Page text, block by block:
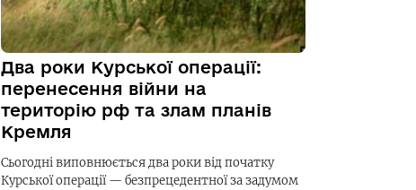
Два роки Курської операції:
перенесення війни на
територію рф та злам планів
Кремля
Сьогодні виповнюється два роки від початку
Курської операції — безпрецедентної за задумом